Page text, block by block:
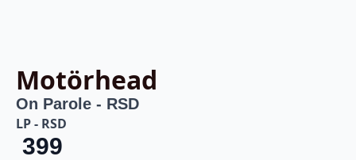
Motörhead
On Parole - RSD
LP - RSD
399